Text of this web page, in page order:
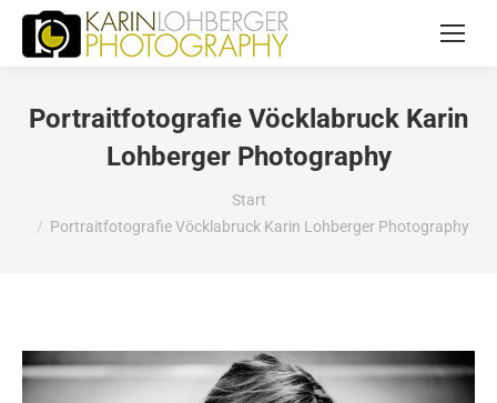
Portraitfotografie Vöcklabruck Karin
Lohberger Photography
Start
Portraitfotografie Vöcklabruck Karin Lohberger Photography